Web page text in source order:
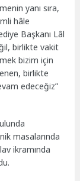
yanı sıra,
hâle
Başkanı Lâl
birlikte vakit
bizim için
birlikte
edeceğiz”
masalarında
ikramında